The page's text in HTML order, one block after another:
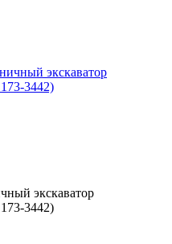
экскаватор
3442)